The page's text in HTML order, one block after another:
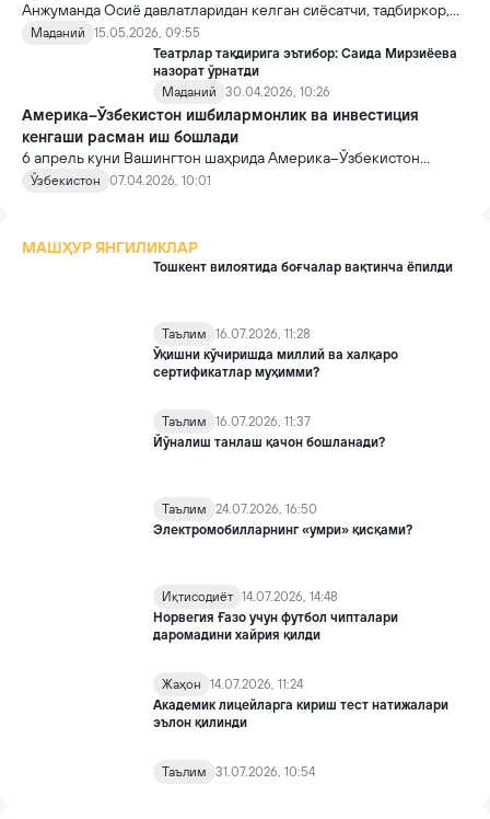
Анжуманда Осиё давлатларидан келган сиёсатчи, тадбиркор,
олима ва эксперт аёллар иштирок этмоқда.
Маданий
15.05.2026, 09:55
Театрлар тақдирига эътибор: Саида Мирзиёева
назорат ўрнатди
Маданий
30.04.2026, 10:26
Америка–Ўзбекистон ишбилармонлик ва инвестиция
кенгаши расман иш бошлади
6 апрель куни Вашингтон шаҳрида Америка–Ўзбекистон
ишбилармонлик ва инвестиция кенгаши расман ўз фаолиятини
Ўзбекистон 07.04.2026, 10:01
МАШҲУР ЯНГИЛИКЛАР
Тошкент вилоятида боғчалар вақтинча ёпилди
Таълим
16.07.2026, 11:28
Ўқишни кўчиришда миллий ва халқаро
сертификатлар муҳимми?
Таълим
16.07.2026, 11:37
Йўналиш танлаш қачон бошланади?
Таълим
24.07.2026, 16:50
Электромобилларнинг «умри» қисқами?
Иқтисодиёт 14.07.2026, 14:48
Норвегия Ғазо учун футбол чипталари
даромадини хайрия қилди
Жаҳон
14.07.2026, 11:24
Академик лицейларга кириш тест натижалари
эълон қилинди
Таълим 31.07.2026, 10:54